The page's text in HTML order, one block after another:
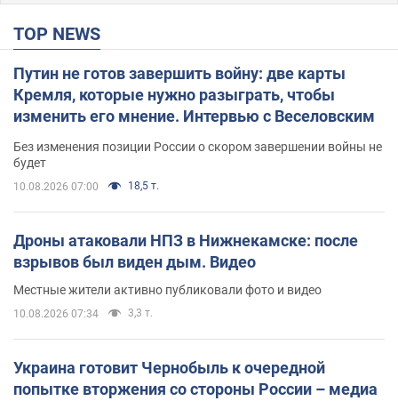
TOP NEWS
Путин не готов завершить войну: две карты
Кремля, которые нужно разыграть, чтобы
изменить его мнение. Интервью с Веселовским
Без изменения позиции России о скором завершении войны не
будет
10.08.2026 07:00 18,5 т.
Дроны атаковали НПЗ в Нижнекамске: после
взрывов был виден дым. Видео
Местные жители активно публиковали фото и видео
10.08.2026 07:34 3,3 т.
Украина готовит Чернобыль к очередной
попытке вторжения со стороны России – медиа